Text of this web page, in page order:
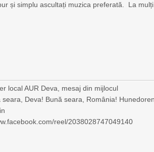
și simplu ascultați muzica preferată. ​ La mulți
local AUR Deva, mesaj din mijlocul
Deva! Bună seara, România!
reel/2038028747049140